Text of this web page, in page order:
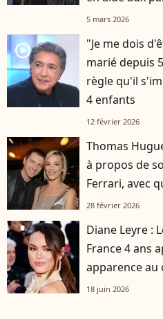
?
5 mars 2026
player2
"Je me dois
marié depuis
règle qu'il
4 enfants
12 février 2026
Thomas
à propos de
Ferrari, avec
28 février 2026
Diane Leyre :
France 4 ans
apparence au
18 juin 2026